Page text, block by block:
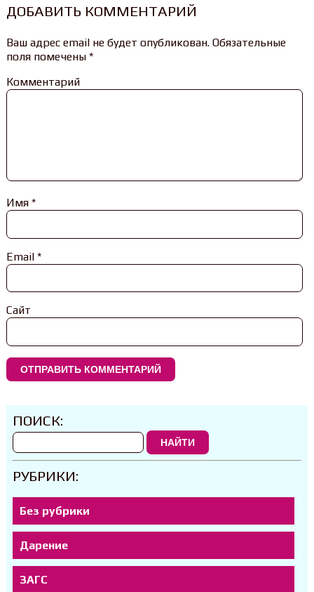
ДОБАВИТЬ КОММЕНТАРИЙ
Ваш адрес email не будет опубликован.Обязательные
поля помечены *
Комментарий
Имя *
Email *
Сайт
ПОИСК:
НАЙТИ
РУБРИКИ:
Без рубрики
Дарение
ЗАГС